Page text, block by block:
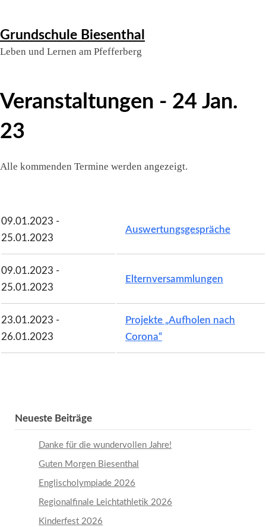
to
Grundschule Biesenthal
Leben und Lernen am Pfefferberg
Veranstaltungen - 24 Jan.
23
Alle kommenden Termine werden angezeigt.
09.01.2023 -
25.01.2023
Auswertungsgespräche
09.01.2023 -
25.01.2023
Elternversammlungen
23.01.2023 -
26.01.2023
Projekte „Aufholen nach
Corona“
Neueste Beiträge
Danke für die wundervollen Jahre!
Guten Morgen Biesenthal
Englischolympiade 2026
Regionalfinale Leichtathletik 2026
Kinderfest 2026